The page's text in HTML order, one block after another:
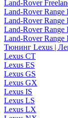
Land-Rover
Land-Rover Range
Land-Rover Range
Land-Rover Range
Land-Rover Range
Тюнинг Lexus |
Lexus CT
Lexus ES
Lexus GS
Lexus GX
Lexus IS
Lexus LS
Lexus LX